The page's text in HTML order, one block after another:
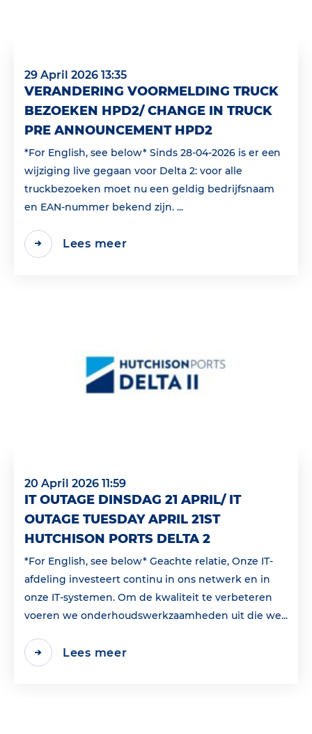
29 April 2026 13:35
VERANDERING VOORMELDING TRUCK
BEZOEKEN HPD2/ CHANGE IN TRUCK
PRE ANNOUNCEMENT HPD2
*For English, see below* Sinds 28-04-2026 is er een
wijziging live gegaan voor Delta 2: voor alle
truckbezoeken moet nu een geldig bedrijfsnaam
en EAN‑nummer bekend zijn. ...
Lees meer
20 April 2026 11:59
IT OUTAGE DINSDAG 21 APRIL/ IT
OUTAGE TUESDAY APRIL 21ST
HUTCHISON PORTS DELTA 2
*For English, see below* Geachte relatie, Onze IT-
afdeling investeert continu in ons netwerk en in
onze IT-systemen. Om de kwaliteit te verbeteren
voeren we onderhoudswerkzaamheden uit die we...
Lees meer